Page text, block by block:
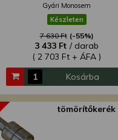
Gyári Monosem
Készleten
7 630 Ft (-55%)
3 433 Ft / darab
( 2 703 Ft + ÁFA )
Kosárba
tömörítőkerék